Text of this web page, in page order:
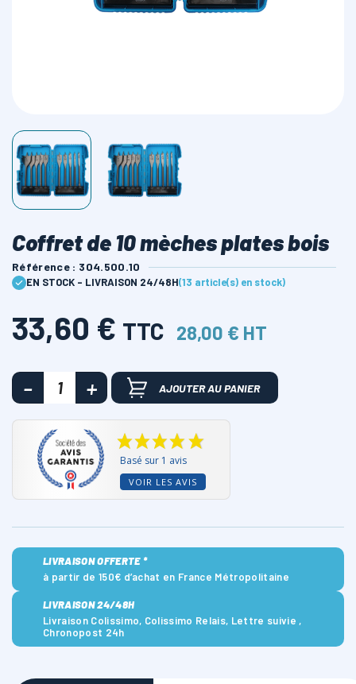
Coffret de 10 mèches plates bois
Référence : 304.500.10
EN STOCK - LIVRAISON 24/48H(13 article(s) en stock)
33,60 € TTC 28,00 € HT
AJOUTER AU PANIER
Basé sur 1 avis
VOIR LES AVIS
LIVRAISON OFFERTE *
à partir de 150€ d’achat en France Métropolitaine
LIVRAISON 24/48H
Livraison Colissimo, Colissimo Relais, Lettre suivie ,
Chronopost 24h